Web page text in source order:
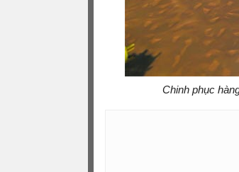
Chinh phục